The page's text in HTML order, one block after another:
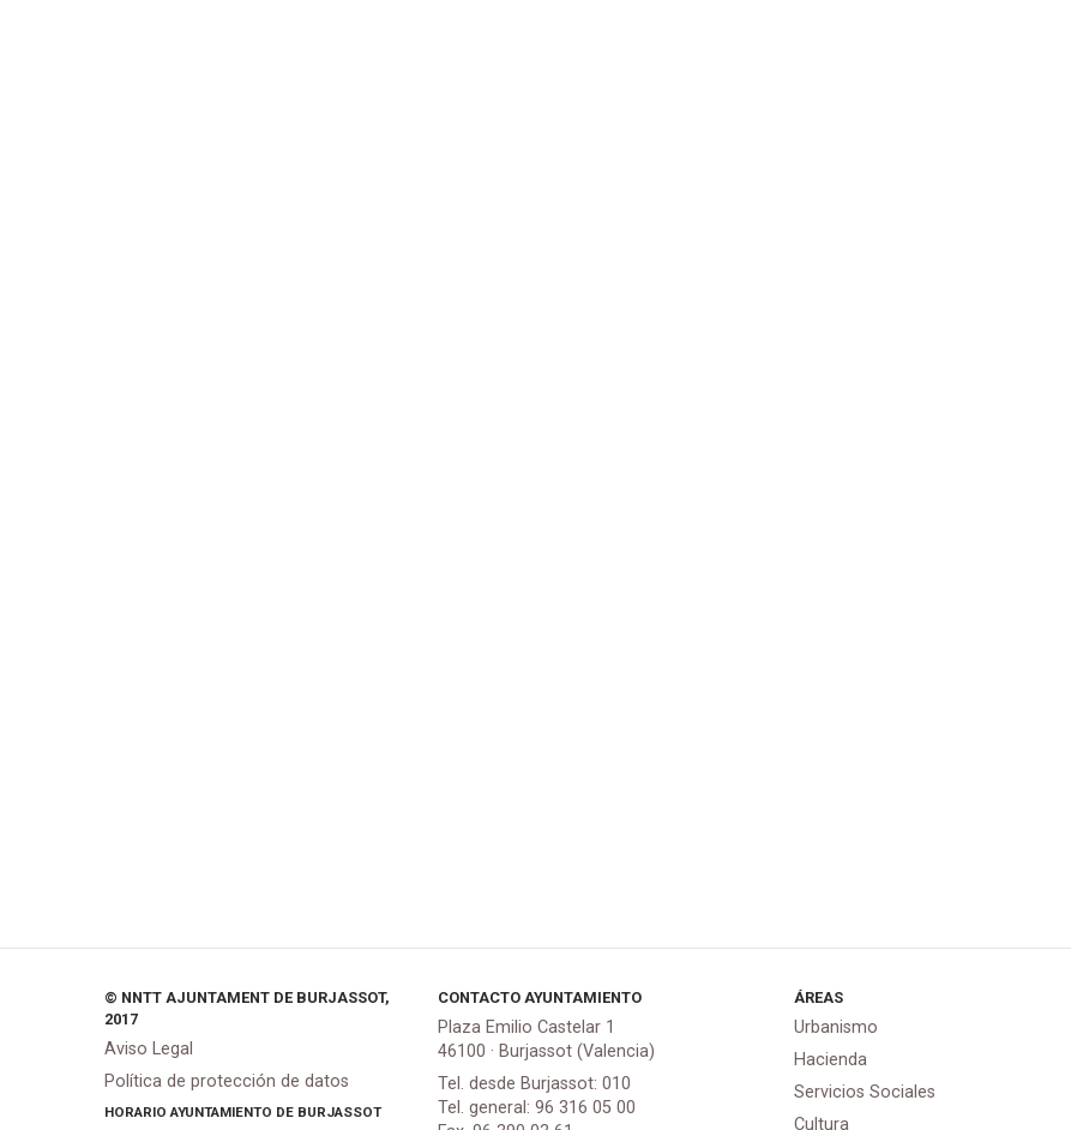
© NNTT AJUNTAMENT DE BURJASSOT,
2017
Aviso Legal
Política de protección de datos
HORARIO AYUNTAMIENTO DE BURJASSOT
CONTACTO AYUNTAMIENTO
Plaza Emilio Castelar 1
46100 · Burjassot (Valencia)
Tel. desde Burjassot: 010
Tel. general: 96 316 05 00
ÁREAS
Urbanismo
Hacienda
Servicios Sociales
Cultura